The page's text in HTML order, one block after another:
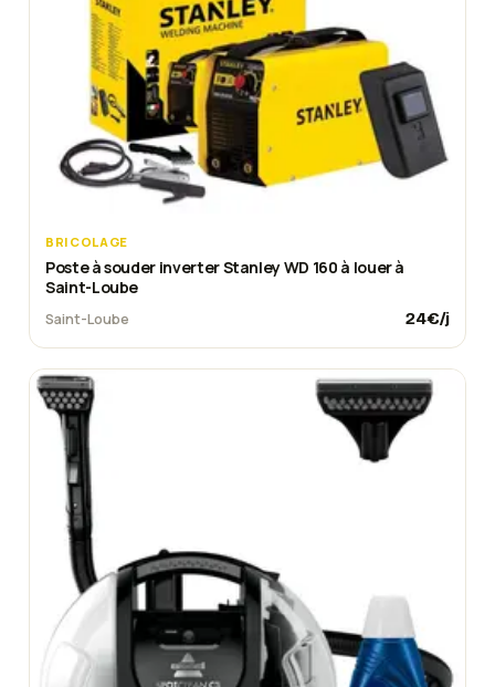
BRICOLAGE
Poste à souder inverter Stanley WD 160 à louer à
Saint-Loube
Saint-Loube 24€/j